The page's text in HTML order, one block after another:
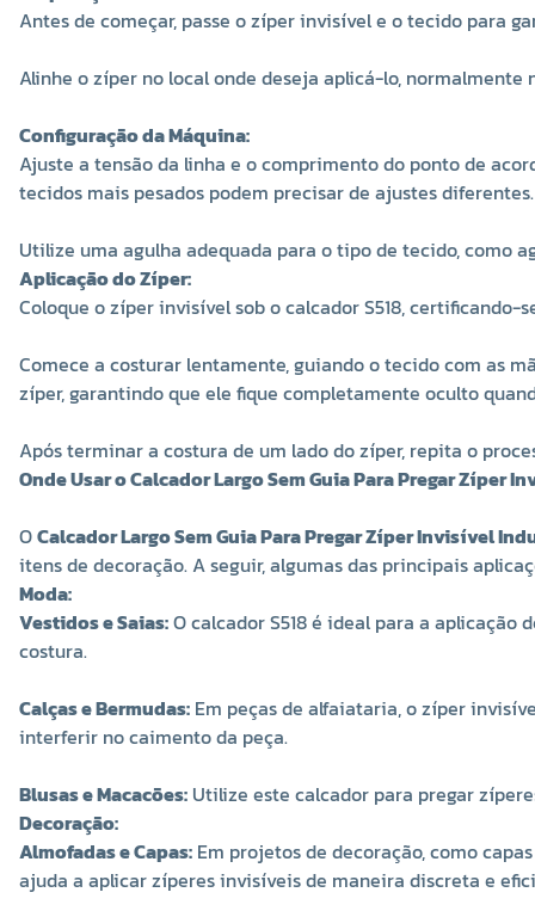
Antes de começar, passe o zíper invisível e o tecido para
Alinhe o zíper no local onde deseja aplicá-lo, normalmente
Configuração da Máquina:
Ajuste a tensão da linha e o comprimento do ponto de
tecidos mais pesados podem precisar de ajustes diferentes.
Utilize uma agulha adequada para o tipo de tecido, como
Aplicação do Zíper:
Coloque o zíper invisível sob o calcador S518,
Comece a costurar lentamente, guiando o tecido com as
zíper, garantindo que ele fique completamente oculto
Após terminar a costura de um lado do zíper, repita o
Onde Usar o Calcador Largo Sem Guia Para Pregar Zíper
OCalcador Largo Sem Guia Para Pregar Zíper Invisível
itens de decoração. A seguir, algumas das principais
Moda:
Vestidos e Saias:O calcador S518 é ideal para a
costura.
Calças e Bermudas: Em peças de alfaiataria, o zíper
interferir no caimento da peça.
Blusas e Macacões: Utilize este calcador para pregar
Decoração:
Almofadas e Capas: Em projetos de decoração, como
ajuda a aplicar zíperes invisíveis de maneira discreta e